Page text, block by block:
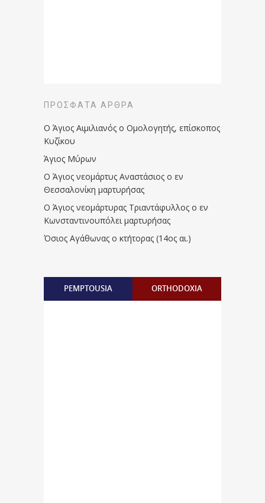
ΠΡΌΣΦΑΤΑ ΆΡΘΡΑ
Ο Άγιος Αιμιλιανός ο Ομολογητής, επίσκοπος
Κυζίκου
Άγιος Μύρων
Ο Άγιος νεομάρτυς Αναστάσιος ο εν
Θεσσαλονίκη μαρτυρήσας
Ο Άγιος νεομάρτυρας Τριαντάφυλλος ο εν
Κωνσταντινουπόλει μαρτυρήσας
Όσιος Αγάθωνας ο κτήτορας (14ος αι.)
PEMPTOUSIA ORTHODOXIA